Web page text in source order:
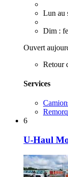
Lun au
Dim :
Ouvert
Retour
Services
6
U-Haul